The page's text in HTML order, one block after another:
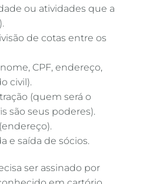
ou atividades que a
de cotas entre os
CPF, endereço,
civil).
(quem será o
são seus poderes).
e saída de sócios.
ser assinado por